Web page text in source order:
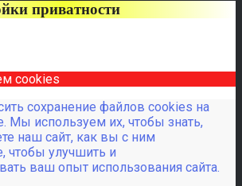
приватности
cookies
сохранение файлов cookies на
Мы используем их, чтобы знать,
наш сайт, как вы с ним
чтобы улучшить и
ваш опыт использования сайта.